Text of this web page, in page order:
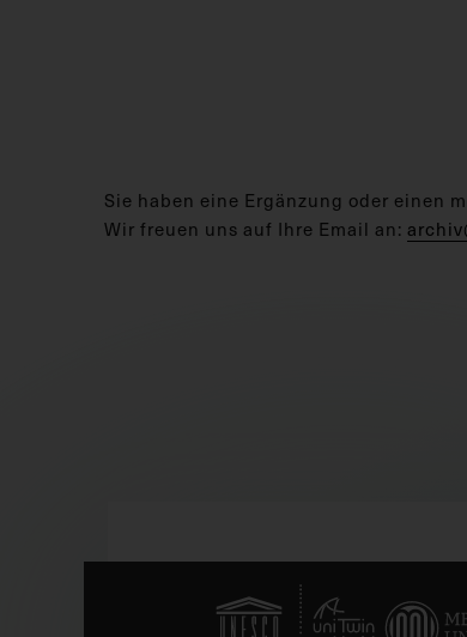
Sie haben eine Ergänzung oder einen
Wir freuen uns auf Ihre Email an: